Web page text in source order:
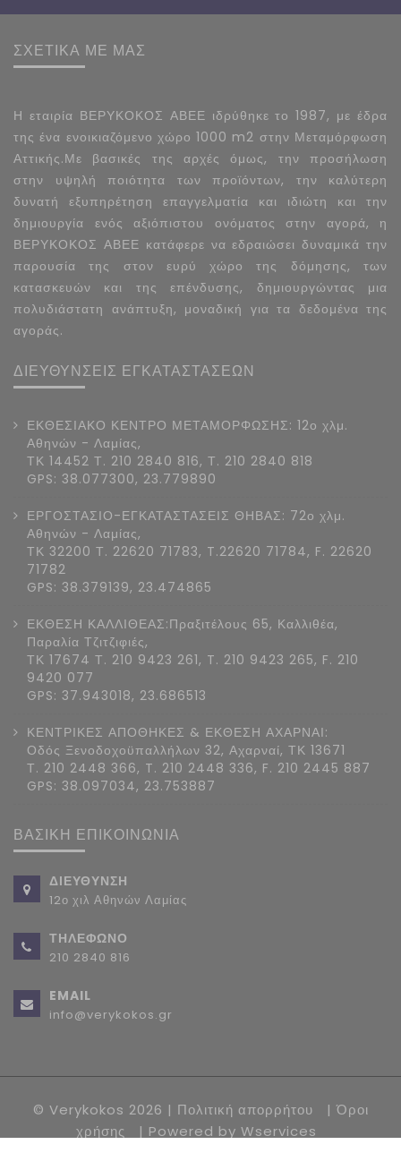
ΣΧΕΤΙΚΑ ΜΕ ΜΑΣ
Η εταιρία ΒΕΡΥΚΟΚΟΣ ΑΒΕΕ ιδρύθηκε το 1987, με έδρα
της ένα ενοικιαζόμενο χώρο 1000 m2 στην Μεταμόρφωση
Αττικής.Με βασικές της αρχές όμως, την προσήλωση
στην υψηλή ποιότητα των προϊόντων, την καλύτερη
δυνατή εξυπηρέτηση επαγγελματία και ιδιώτη και την
δημιουργία ενός αξιόπιστου ονόματος στην αγορά, η
ΒΕΡΥΚΟΚΟΣ ΑΒΕΕ κατάφερε να εδραιώσει δυναμικά την
παρουσία της στον ευρύ χώρο της δόμησης, των
κατασκευών και της επένδυσης, δημιουργώντας μια
πολυδιάστατη ανάπτυξη, μοναδική για τα δεδομένα της
αγοράς.
ΔΙΕΥΘΥΝΣΕΙΣ ΕΓΚΑΤΑΣΤΑΣΕΩΝ
ΕΚΘΕΣΙΑΚΟ ΚΕΝΤΡΟ ΜΕΤΑΜΟΡΦΩΣΗΣ: 12ο χλμ.
Αθηνών - Λαμίας,
ΤΚ 14452 Τ. 210 2840 816, Τ. 210 2840 818
GPS: 38.077300, 23.779890
ΕΡΓΟΣΤΑΣΙΟ-ΕΓΚΑΤΑΣΤΑΣΕΙΣ ΘΗΒΑΣ: 72ο χλμ.
Αθηνών - Λαμίας,
ΤΚ 32200 Τ. 22620 71783, T.22620 71784, F. 22620
71782
GPS: 38.379139, 23.474865
ΕΚΘΕΣΗ ΚΑΛΛΙΘΕΑΣ:Πραξιτέλους 65, Καλλιθέα,
Παραλία Τζιτζιφιές,
ΤΚ 17674 Τ. 210 9423 261, T. 210 9423 265, F. 210
9420 077
GPS: 37.943018, 23.686513
ΚΕΝΤΡΙΚΕΣ ΑΠΟΘΗΚΕΣ & ΕΚΘΕΣΗ ΑΧΑΡΝΑΙ:
Οδός Ξενοδοχοϋπαλλήλων 32, Αχαρναί, ΤΚ 13671
Τ. 210 2448 366, T. 210 2448 336, F. 210 2445 887
GPS: 38.097034, 23.753887
ΒΑΣΙΚΗ ΕΠΙΚΟΙΝΩΝΙΑ
ΔΙΕΥΘΥΝΣΗ
12ο χιλ Αθηνών Λαμίας
ΤΗΛΕΦΩΝΟ
210 2840 816
EMAIL
info@verykokos.gr
© Verykokos 2026 | Πολιτική απορρήτου |Όροι
χρήσης
| Powered by Wservices